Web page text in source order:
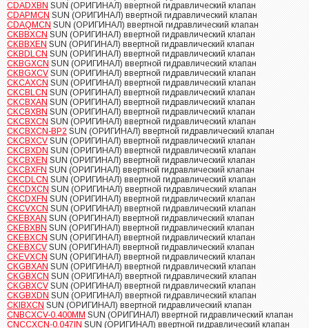
CDADXBN SUN (ОРИГИНАЛ) ввертной гидравлический клапан
CDAPMCN SUN (ОРИГИНАЛ) ввертной гидравлический клапан
CDAQMCN SUN (ОРИГИНАЛ) ввертной гидравлический клапан
CKBBXCN SUN (ОРИГИНАЛ) ввертной гидравлический клапан
CKBBXEN SUN (ОРИГИНАЛ) ввертной гидравлический клапан
CKBDLCN SUN (ОРИГИНАЛ) ввертной гидравлический клапан
CKBGXCN SUN (ОРИГИНАЛ) ввертной гидравлический клапан
CKBGXCV SUN (ОРИГИНАЛ) ввертной гидравлический клапан
CKCAXCN SUN (ОРИГИНАЛ) ввертной гидравлический клапан
CKCBLCN SUN (ОРИГИНАЛ) ввертной гидравлический клапан
CKCBXAN SUN (ОРИГИНАЛ) ввертной гидравлический клапан
CKCBXBN SUN (ОРИГИНАЛ) ввертной гидравлический клапан
CKCBXCN SUN (ОРИГИНАЛ) ввертной гидравлический клапан
CKCBXCN-BP2 SUN (ОРИГИНАЛ) ввертной гидравлический клапан
CKCBXCV SUN (ОРИГИНАЛ) ввертной гидравлический клапан
CKCBXDN SUN (ОРИГИНАЛ) ввертной гидравлический клапан
CKCBXEN SUN (ОРИГИНАЛ) ввертной гидравлический клапан
CKCBXFN SUN (ОРИГИНАЛ) ввертной гидравлический клапан
CKCDLCN SUN (ОРИГИНАЛ) ввертной гидравлический клапан
CKCDXCN SUN (ОРИГИНАЛ) ввертной гидравлический клапан
CKCDXFN SUN (ОРИГИНАЛ) ввертной гидравлический клапан
CKCVXCN SUN (ОРИГИНАЛ) ввертной гидравлический клапан
CKEBXAN SUN (ОРИГИНАЛ) ввертной гидравлический клапан
CKEBXBN SUN (ОРИГИНАЛ) ввертной гидравлический клапан
CKEBXCN SUN (ОРИГИНАЛ) ввертной гидравлический клапан
CKEBXCV SUN (ОРИГИНАЛ) ввертной гидравлический клапан
CKEVXCN SUN (ОРИГИНАЛ) ввертной гидравлический клапан
CKGBXAN SUN (ОРИГИНАЛ) ввертной гидравлический клапан
CKGBXCN SUN (ОРИГИНАЛ) ввертной гидравлический клапан
CKGBXCV SUN (ОРИГИНАЛ) ввертной гидравлический клапан
CKGBXDN SUN (ОРИГИНАЛ) ввертной гидравлический клапан
CKIBXCN SUN (ОРИГИНАЛ) ввертной гидравлический клапан
CNBCXCV-0.400MM SUN (ОРИГИНАЛ) ввертной гидравлический клапан
CNCCXCN-0.047IN SUN (ОРИГИНАЛ) ввертной гидравлический клапан